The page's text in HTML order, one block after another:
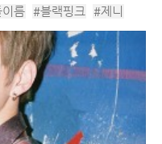
예명을 사용하는 비율이
름 #블랙핑크
#제니